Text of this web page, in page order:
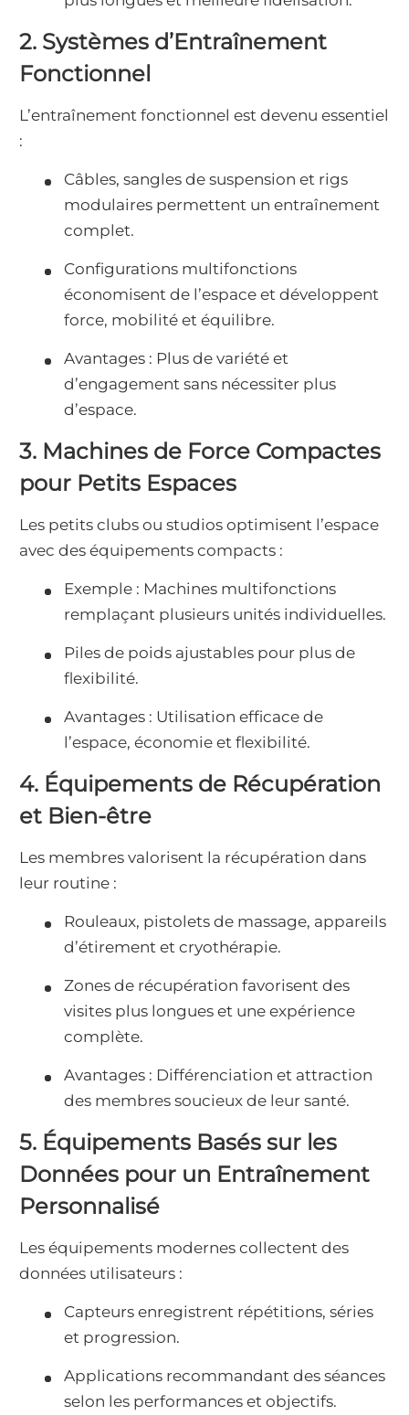
2. Systèmes d’Entraînement
Fonctionnel
L’entraînement fonctionnel est devenu essentiel
:
Câbles, sangles de suspension et rigs
modulaires permettent un entraînement
complet.
Configurations multifonctions
économisent de l’espace et développent
force, mobilité et équilibre.
Avantages : Plus de variété et
d’engagement sans nécessiter plus
d’espace.
3. Machines de Force Compactes
pour Petits Espaces
Les petits clubs ou studios optimisent l’espace
avec des équipements compacts :
Exemple : Machines multifonctions
remplaçant plusieurs unités individuelles.
Piles de poids ajustables pour plus de
flexibilité.
Avantages : Utilisation efficace de
l’espace, économie et flexibilité.
4. Équipements de Récupération
et Bien-être
Les membres valorisent la récupération dans
leur routine :
Rouleaux, pistolets de massage, appareils
d’étirement et cryothérapie.
Zones de récupération favorisent des
visites plus longues et une expérience
complète.
Avantages : Différenciation et attraction
des membres soucieux de leur santé.
5. Équipements Basés sur les
Données pour un Entraînement
Personnalisé
Les équipements modernes collectent des
données utilisateurs :
Capteurs enregistrent répétitions, séries
et progression.
Applications recommandant des séances
selon les performances et objectifs.